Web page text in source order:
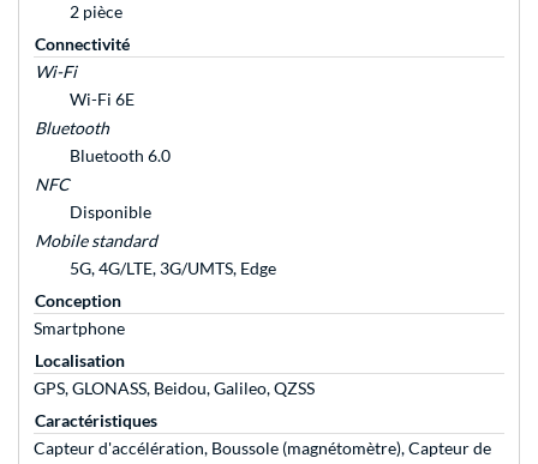
2 pièce
Connectivité
Wi-Fi
Wi-Fi 6E
Bluetooth
Bluetooth 6.0
NFC
Disponible
Mobile standard
5G, 4G/LTE, 3G/UMTS, Edge
Conception
Smartphone
Localisation
GPS, GLONASS, Beidou, Galileo, QZSS
Caractéristiques
Capteur d'accélération, Boussole (magnétomètre), Capteur de